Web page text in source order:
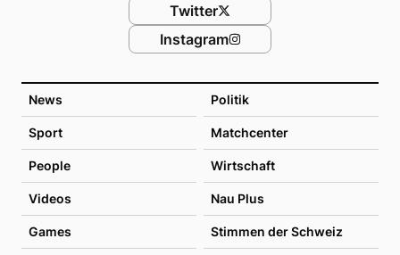
News Politik
Sport Matchcenter
People Wirtschaft
Videos Nau Plus
Games Stimmen der Schweiz
Twitter
Instagram